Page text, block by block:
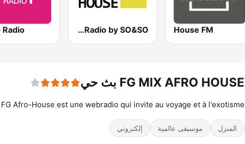
House FM
Deep Nu House Radio by SO&SO
Radio
FG MIX AFRO HOUSE بث حي
FG Afro-House est une webradio qui invite au voyage et à l'exotisme
المنزل موسيقى عالمية إلكتروني